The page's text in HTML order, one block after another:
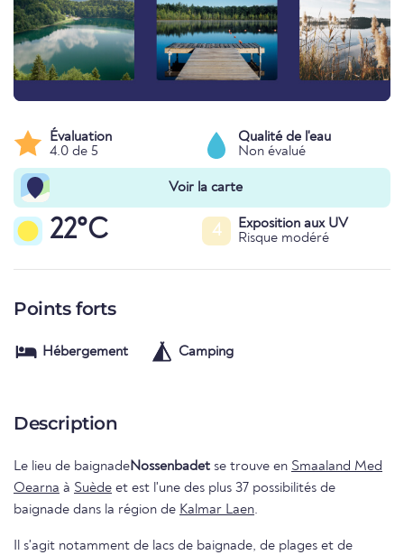
Évaluation
4.0 de 5
Qualité de l'eau
Non évalué
Voir la carte
22°C 4
Exposition aux UV
Risque modéré
Points forts
Hébergement Camping
Description
Le lieu de baignadeNossenbadet se trouve en Smaaland Med
Oearna à Suède et est l'une des plus 37 possibilités de
baignade dans la région de Kalmar Laen.
Il s'agit notamment de lacs de baignade, de plages et de